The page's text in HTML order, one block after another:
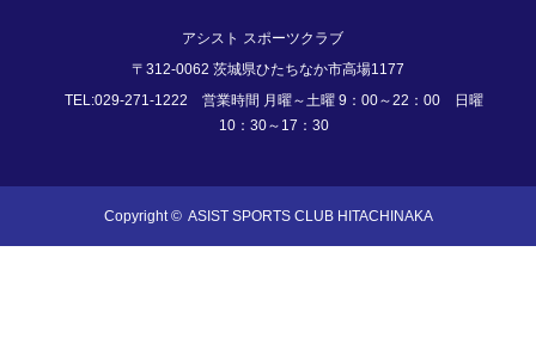
アシスト スポーツクラブ
〒312-0062 茨城県ひたちなか市高場1177
TEL:029-271-1222 営業時間 月曜～土曜 9：00～22：00 日曜
10：30～17：30
Copyright © ASIST SPORTS CLUB HITACHINAKA